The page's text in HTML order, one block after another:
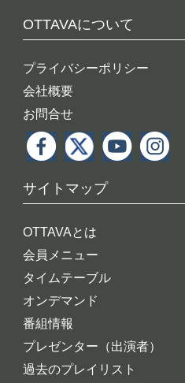
OTTAVAについて
プライバシーポリシー
会社概要
お問合せ
サイトマップ
OTTAVAとは
会員メニュー
タイムテーブル
オンデマンド
番組情報
プレゼンター（出演者）
過去のプレイリスト